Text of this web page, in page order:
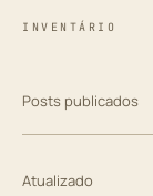
INVENTÁRIO
Posts publicados
Atualizado